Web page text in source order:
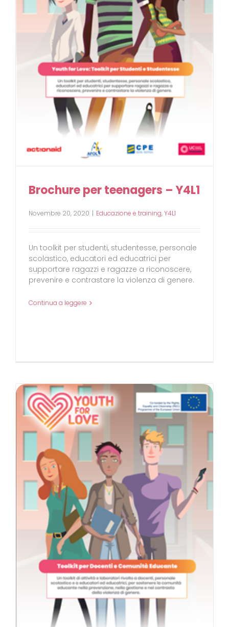
Brochure per teenagers – Y4L1
Novembre 20, 2020 | Educazione e training,Y4L1
Un toolkit per studenti, studentesse, personale
scolastico, educatori ed educatrici per
supportare ragazzi e ragazze a riconoscere,
prevenire e contrastare la violenza di genere.
Continua a leggere